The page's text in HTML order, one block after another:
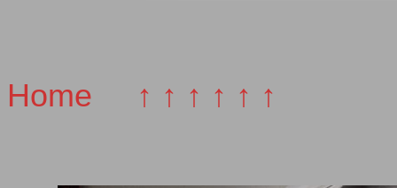
Home ↑ ↑ ↑ ↑ ↑ ↑